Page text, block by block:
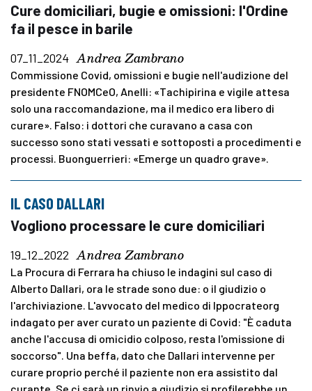
Cure domiciliari, bugie e omissioni: l'Ordine
fa il pesce in barile
07_11_2024 Andrea Zambrano
Commissione Covid, omissioni e bugie nell'audizione del
presidente FNOMCeO, Anelli: «Tachipirina e vigile attesa
solo una raccomandazione, ma il medico era libero di
curare». Falso: i dottori che curavano a casa con
successo sono stati vessati e sottoposti a procedimenti e
processi. Buonguerrieri: «Emerge un quadro grave».
IL CASO DALLARI
Vogliono processare le cure domiciliari
19_12_2022 Andrea Zambrano
La Procura di Ferrara ha chiuso le indagini sul caso di
Alberto Dallari, ora le strade sono due: o il giudizio o
l'archiviazione. L'avvocato del medico di Ippocrateorg
indagato per aver curato un paziente di Covid: "È caduta
anche l'accusa di omicidio colposo, resta l'omissione di
soccorso". Una beffa, dato che Dallari intervenne per
curare proprio perché il paziente non era assistito dal